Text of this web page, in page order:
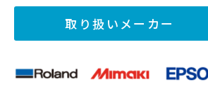
取り扱いメーカー